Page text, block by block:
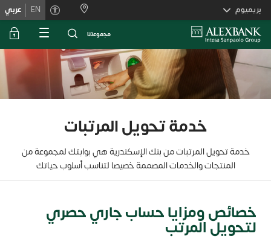
Skiplinks
بريميوم EN عربي
ﻣﺟﻣوﻋﺗﻧﺎ
خدمة تحويل المرتبات
خدمة تحويل المرتبات من بنك الإسكندرية هي بوابتك لمجموعة من
المنتجات والخدمات المصممة خصيصا لتناسب أسلوب حياتك
خصائص ومزايا حساب جاري حصري
لتحويل المرتب